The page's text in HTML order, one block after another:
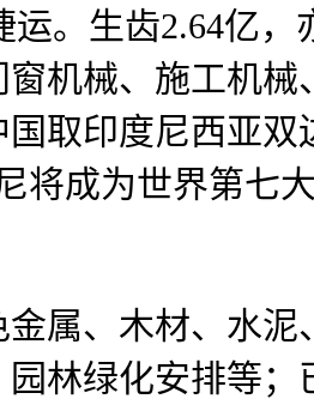
。生齿2.64亿，
机械、施工机械
取印度尼西亚双
将成为世界第七
属、木材、水泥
林绿化安排等；